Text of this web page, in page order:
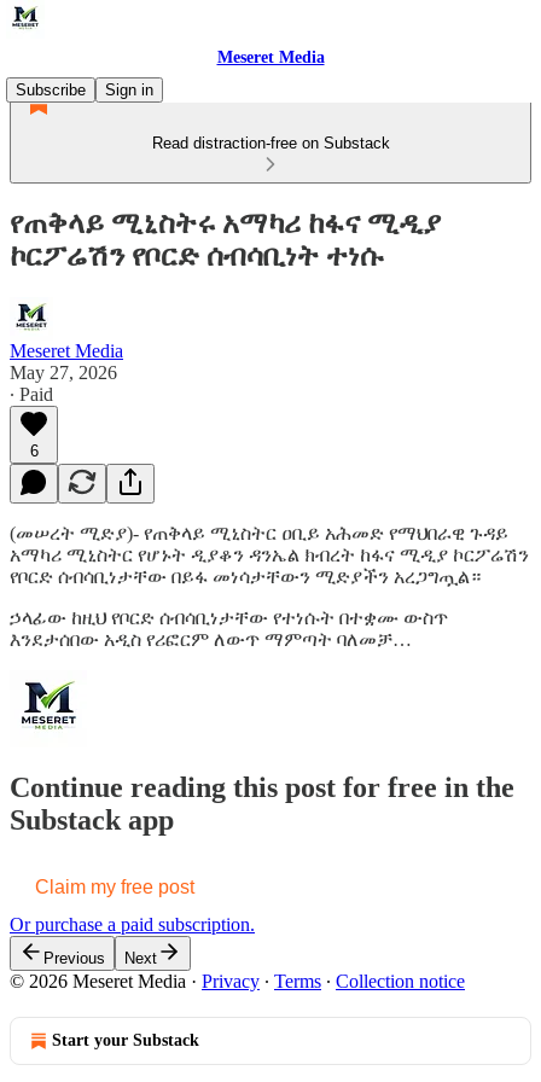
Meseret Media
Subscribe
Sign in
Read distraction-free on Substack
የጠቅላይ ሚኒስትሩ አማካሪ ከፋና ሚዲያ
ኮርፖሬሽን የቦርድ ሰብሳቢነት ተነሱ
Meseret Media
May 27, 2026
∙ Paid
6
(መሠረት ሚድያ)- የጠቅላይ ሚኒስትር ዐቢይ አሕመድ የማህበራዊ ጉዳይ
አማካሪ ሚኒስትር የሆኑት ዲያቆን ዳንኤል ክብረት ከፋና ሚዲያ ኮርፖሬሽን
የቦርድ ሰብሳቢነታቸው በይፋ መነሳታቸውን ሚድያችን አረጋግጧል።
ኃላፊው ከዚህ የቦርድ ሰብሳቢነታቸው የተነሱት በተቋሙ ውስጥ
እንደታሰበው አዲስ የሪፎርም ለውጥ ማምጣት ባለመቻ…
Continue reading this post for free in the
Substack app
Claim my free post
Or purchase a paid subscription.
Previous Next
© 2026 Meseret Media · Privacy ∙ Terms ∙ Collection notice
Start your Substack